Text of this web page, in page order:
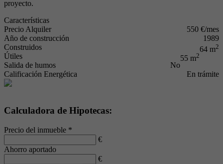
proyecto.
Características
Precio Alquiler
550 €/mes
Año de construcción
1989
Construidos
64 m2
Útiles 55 m2
Salida de humos
No
Calificación Energética
En trámite
Calculadora de Hipotecas:
Precio del inmueble *
€
Ahorro aportado
€